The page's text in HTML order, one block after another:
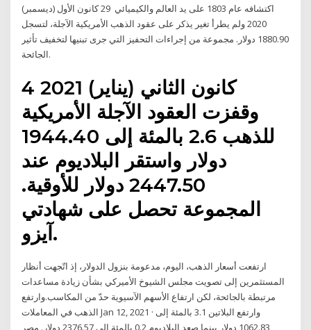
اكتشافه عام 1803 على يد العالم والكيميائي 29 كانون الأول (ديسمبر)
2020 ولم يطرأ تغير يذكر على عقود الذهب الأمريكية الآجلة، لتسجل
1880.90 دولار. مجموعة من إجراءات التحفيز التي جرى تبنيها لتخفيف تأثير
الجائحة.
4 كانون الثاني (يناير) 2021
وقفزت العقود الآجلة الأمريكية
للذهب 2.6 بالمئة إلى 1944.40
دولار واستقر البلاديوم عند
2447.50 دولار للأوقية.
المجموعة تحصل على شهادتي
آيزو.
ارتفعت أسعار الذهب، اليوم، مدعومة بنزول الدولار، إذ اتّجهت أنظار
المستثمرين إلى تصويت مجلس الشيوخ الأميركي بشأن زيادة مساعدات
مرتبطة بالجائحة، لكن ارتفاع الأسهم الآسيوية حدّ من المكاسب.وارتفع
الذهب في المعاملات Jan 12, 2021 · وارتفع البلاتين 3.1 بالمئة إلى